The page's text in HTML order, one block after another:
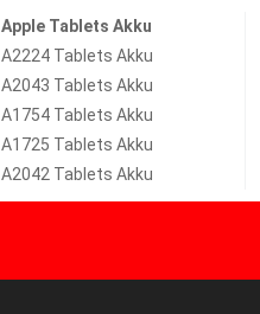
Apple Tablets Akku
A2224 Tablets Akku
A2043 Tablets Akku
A1754 Tablets Akku
A1725 Tablets Akku
A2042 Tablets Akku